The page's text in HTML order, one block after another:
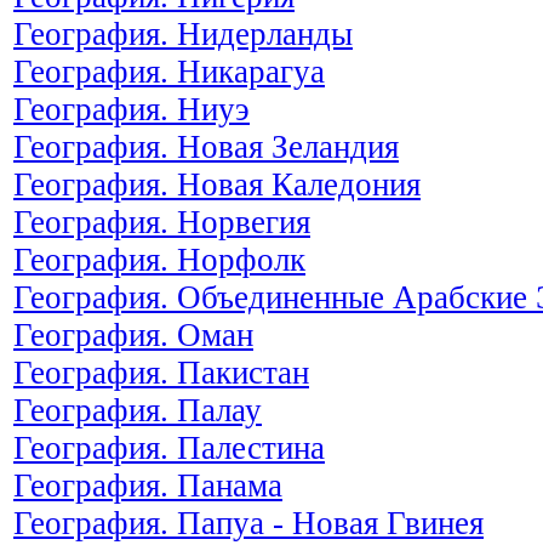
География. Нидерланды
География. Никарагуа
География. Ниуэ
География. Новая Зеландия
География. Новая Каледония
География. Норвегия
География. Норфолк
География. Объединенные
География. Оман
География. Пакистан
География. Палау
География. Палестина
География. Панама
География. Папуа - Новая Гвинея